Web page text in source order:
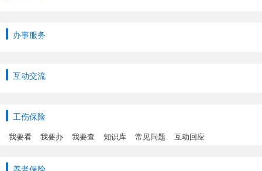
办事服务
互动交流
工伤保险
我要看 我要办 我要查 知识库 常见问题 互动回应
养老保险